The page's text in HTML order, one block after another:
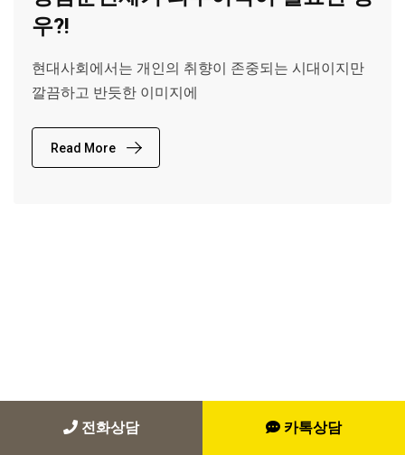
우?!
현대사회에서는 개인의 취향이 존중되는 시대이지만
깔끔하고 반듯한 이미지에
Read More
카톡상담
전화상담